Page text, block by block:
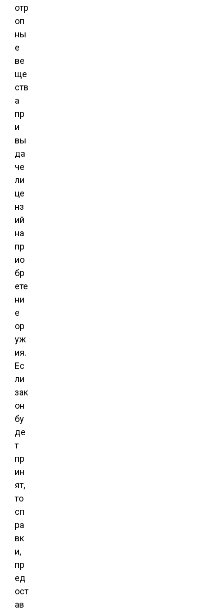
отр
оп
ны
е
ве
ще
ств
а
пр
и
вы
да
че
ли
це
нз
ий
на
пр
ио
бр
ете
ни
е
ор
уж
ия.
Ес
ли
зак
он
бу
де
т
пр
ин
ят,
то
сп
ра
вк
и,
пр
ед
ост
ав